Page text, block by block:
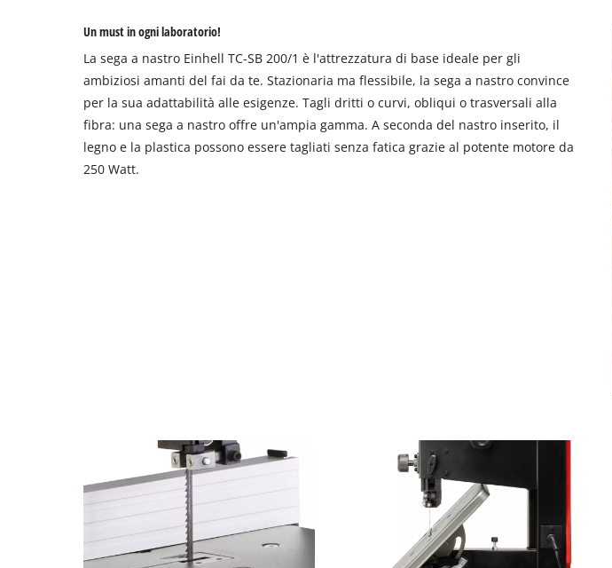
Un must in ogni laboratorio!
La sega a nastro Einhell TC-SB 200/1 è l'attrezzatura di base ideale per gli
ambiziosi amanti del fai da te. Stazionaria ma flessibile, la sega a nastro convince
per la sua adattabilità alle esigenze. Tagli dritti o curvi, obliqui o trasversali alla
fibra: una sega a nastro offre un'ampia gamma. A seconda del nastro inserito, il
legno e la plastica possono essere tagliati senza fatica grazie al potente motore da
250 Watt.